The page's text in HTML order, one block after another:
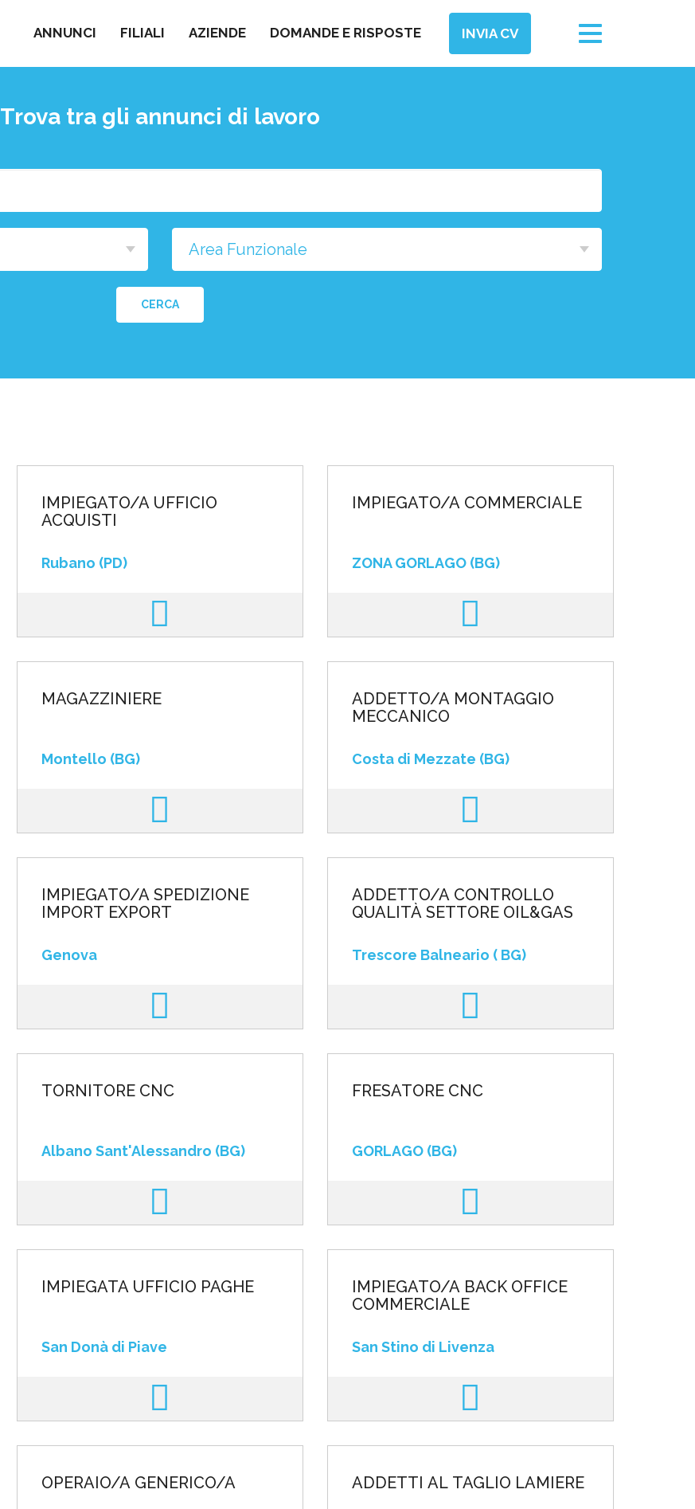
ANNUNCI FILIALI AZIENDE DOMANDE E RISPOSTE INVIA CV
Toggle
navigation
Trova tra gli annunci di lavoro
stai
cercando?
Funzionale
CERCA
IMPIEGATO/A UFFICIO
ACQUISTI
Rubano (PD)
IMPIEGATO/A COMMERCIALE
ZONA GORLAGO (BG)
MAGAZZINIERE
Montello (BG)
ADDETTO/A MONTAGGIO
MECCANICO
Costa di Mezzate (BG)
IMPIEGATO/A SPEDIZIONE
IMPORT EXPORT
Genova
ADDETTO/A CONTROLLO
QUALITÀ SETTORE OIL&GAS
Trescore Balneario ( BG)
TORNITORE CNC
Albano Sant'Alessandro (BG)
FRESATORE CNC
GORLAGO (BG)
IMPIEGATA UFFICIO PAGHE
San Donà di Piave
IMPIEGATO/A BACK OFFICE
COMMERCIALE
San Stino di Livenza
OPERAIO/A GENERICO/A ADDETTI AL TAGLIO LAMIERE